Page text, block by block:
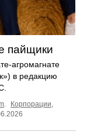
пайщики
агромагнате
в редакцию
Корпорации